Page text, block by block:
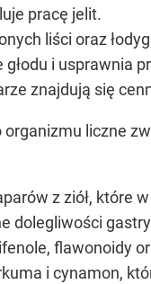
pracę jelit.
liści oraz
głodu i usprawnia
znajdują się
liczne
z ziół, które
dolegliwości
flawonoidy
i cynamon,